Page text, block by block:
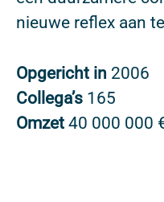
nieuwe reflex aan
Opgericht in 2006
Collega’s 165
Omzet 40 000 000